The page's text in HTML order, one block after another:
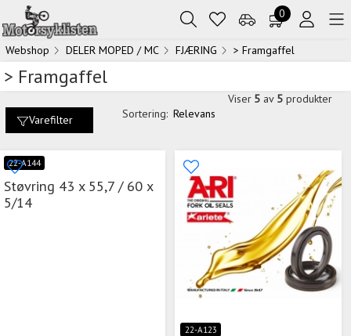
0
Webshop DELER MOPED / MC FJÆRING > Framgaffel
> Framgaffel
Varefilter Sortering: Relevans
Viser 5 av 5 produkter
22-A144
Støvring 43 x 55,7 / 60 x
5/14
22-A123